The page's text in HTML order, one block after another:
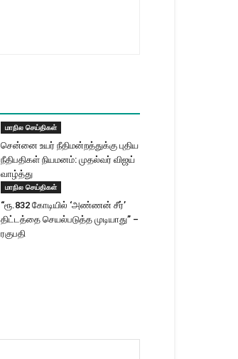
மாநில செய்திகள்
சென்னை உயர் நீதிமன்றத்துக்கு புதிய
நீதிபதிகள் நியமனம்: முதல்வர் விஜய்
வாழ்த்து
மாநில செய்திகள்
“ரூ.832 கோடியில் ‘அண்ணன் சீர்’
திட்டத்தை செயல்படுத்த முடியாது” –
ரகுபதி